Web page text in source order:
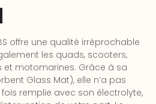
offre une qualité irréprochable
les quads, scooters,
motomarines. Grâce à sa
Glass Mat), elle n’a pas
fois remplie avec son électrolyte,